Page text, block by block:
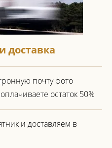
доставка
почту фото
остаток 50%
и доставляем в